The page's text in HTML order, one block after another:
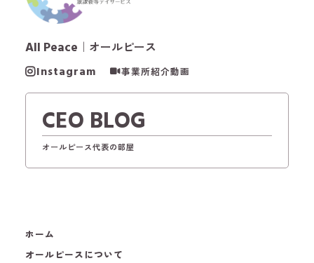
All Peace ｜オールピース
Instagram 事業所紹介動画
CEO BLOG
オールピース代表の部屋
ホーム
オールピースについて